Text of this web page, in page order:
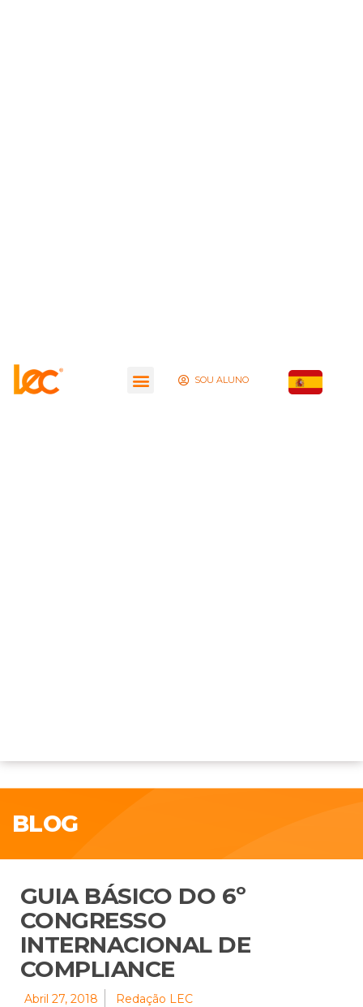
SOU ALUNO
BLOG
GUIA BÁSICO DO 6º
CONGRESSO
INTERNACIONAL DE
COMPLIANCE
Abril 27, 2018 Redação LEC